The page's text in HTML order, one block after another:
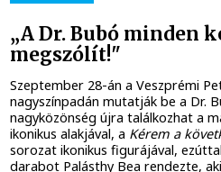
„A Dr. Bubó minden
megszólít!"
Szeptember 28-án a Veszprémi
nagyszínpadán mutatják be a Dr.
nagyközönség újra találkozhat a
ikonikus alakjával, a Kérem a
sorozat ikonikus figurájával,
darabot Palásthy Bea rendezte,